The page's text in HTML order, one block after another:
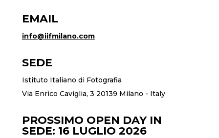
EMAIL
info@iifmilano.com
SEDE
Istituto Italiano di Fotografia
Via Enrico Caviglia, 3 20139 Milano - Italy
PROSSIMO OPEN DAY IN
SEDE: 16 LUGLIO 2026